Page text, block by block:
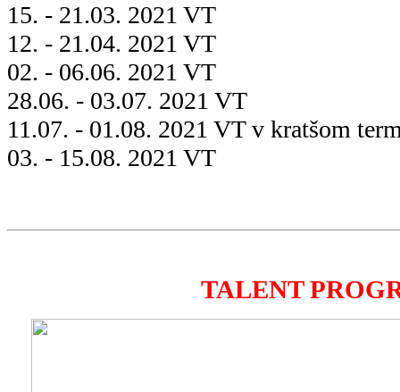
15. - 21.03. 2021 VT
12. - 21.04. 2021 VT
02. - 06.06. 2021 VT
28.06. - 03.07. 2021 VT
11.07. - 01.08. 2021 VT v kratšom
03. - 15.08. 2021 VT
TALENT